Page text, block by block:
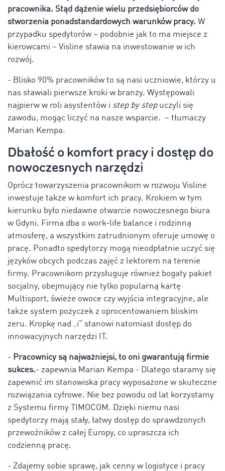
pracownika. Stąd dążenie wielu przedsiębiorców do
stworzenia ponadstandardowych warunków pracy. W
przypadku spedytorów – podobnie jak to ma miejsce z
kierowcami – Visline stawia na inwestowanie w ich
rozwój.
- Blisko 90% pracowników to są nasi uczniowie, którzy u
nas stawiali pierwsze kroki w branży. Występowali
najpierw w roli asystentów i step by stepuczyli się
zawodu, mogąc liczyć na nasze wsparcie. – tłumaczy
Marian Kempa.
Dbałość o komfort pracy i dostęp do
nowoczesnych narzędzi
Oprócz towarzyszenia pracownikom w rozwoju Visline
inwestuje także w komfort ich pracy. Krokiem w tym
kierunku było niedawne otwarcie nowoczesnego biura
w Gdyni. Firma dba o work-life balance i rodzinną
atmosferę, a wszystkim zatrudnionym oferuje umowę o
pracę. Ponadto spedytorzy mogą nieodpłatnie uczyć się
języków obcych podczas zajęć z lektorem na terenie
firmy. Pracownikom przysługuje również bogaty pakiet
socjalny, obejmujący nie tylko popularną kartę
Multisport, świeże owoce czy wyjścia integracyjne, ale
także system pożyczek z oprocentowaniem bliskim
zeru. Kropkę nad „i” stanowi natomiast dostęp do
innowacyjnych narzędzi IT.
- Pracownicy są najważniejsi, to oni gwarantują firmie
sukces.- zapewnia Marian Kempa - Dlatego staramy się
zapewnić im stanowiska pracy wyposażone w skuteczne
rozwiązania cyfrowe. Nie bez powodu od lat korzystamy
z Systemu firmy TIMOCOM. Dzięki niemu nasi
spedytorzy mają stały, łatwy dostęp do sprawdzonych
przewoźników z całej Europy, co upraszcza ich
codzienną pracę.
- Zdajemy sobie sprawę, jak cenny w logistyce i pracy